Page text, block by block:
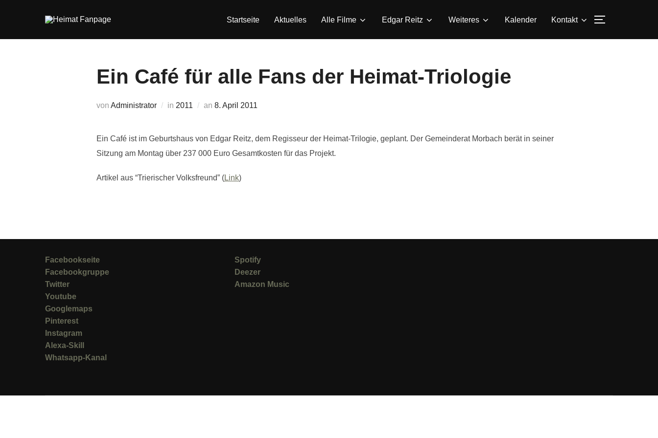
Startseite Aktuelles Alle Filme Edgar Reitz Weiteres Kalender Kontakt
Ein Café für alle Fans der Heimat-Triologie
von Administrator in 2011 an Veröffentlicht
8. April 2011
Ein Café ist im Geburtshaus von Edgar Reitz, dem Regisseur der Heimat-Trilogie, geplant. Der Gemeinderat Morbach berät in seiner
Sitzung am Montag über 237 000 Euro Gesamtkosten für das Projekt.
Artikel aus “Trierischer Volksfreund” (Link)
Facebookseite
Facebookgruppe
Twitter
Youtube
Googlemaps
Pinterest
Instagram
Alexa-Skill
Whatsapp-Kanal
Spotify
Deezer
Amazon Music